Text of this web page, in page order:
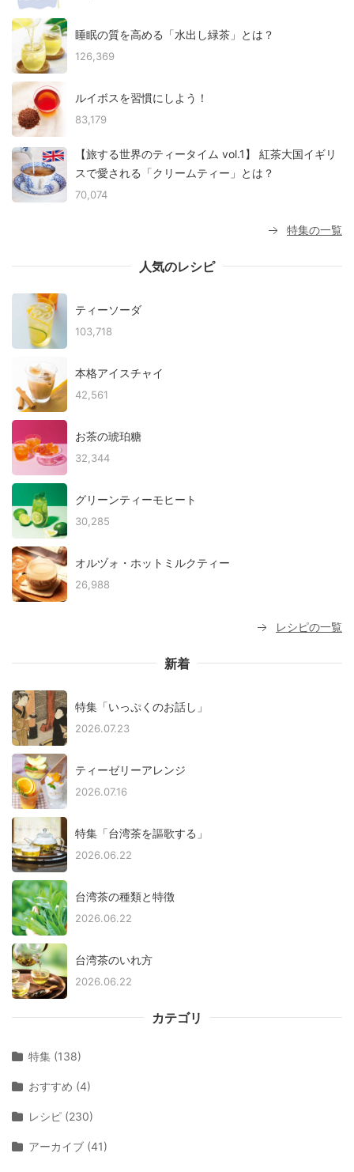
睡眠の質を高める「水出し緑茶」とは？
126,369
ルイボスを習慣にしよう！
83,179
【旅する世界のティータイム vol.1】 紅茶大国イギリ
スで愛される「クリームティー」とは？
70,074
特集の一覧
人気のレシピ
ティーソーダ
103,718
本格アイスチャイ
42,561
お茶の琥珀糖
32,344
グリーンティーモヒート
30,285
オルヅォ・ホットミルクティー
26,988
レシピの一覧
新着
特集「いっぷくのお話し」
2026.07.23
ティーゼリーアレンジ
2026.07.16
特集「台湾茶を謳歌する」
2026.06.22
台湾茶の種類と特徴
2026.06.22
台湾茶のいれ方
2026.06.22
カテゴリ
特集 (138)
おすすめ (4)
レシピ (230)
アーカイブ (41)